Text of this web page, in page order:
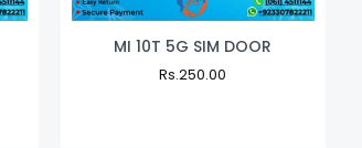
MI 10T 5G SIM DOOR
Regular
Rs.250.00